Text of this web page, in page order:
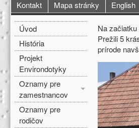
Hlavné menu
Kontakt Mapa stránky English
Bočné menu
Úvod
História
Projekt
Environdotyky
Oznamy pre
zamestnancov
Oznamy pre
rodičov
Na
Prežili 5
prírode